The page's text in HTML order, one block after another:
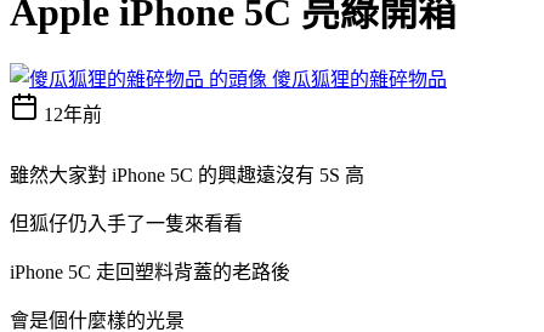
Apple iPhone 5C 亮綠開箱
傻瓜狐狸的雜碎物品
12年前
雖然大家對 iPhone 5C 的興趣遠沒有 5S 高
但狐仔仍入手了一隻來看看
iPhone 5C 走回塑料背蓋的老路後
會是個什麼樣的光景